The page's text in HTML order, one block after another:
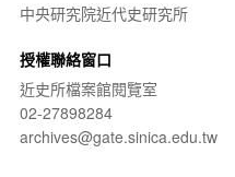
中央研究院近代史研究所
授權聯絡窗口
近史所檔案館閱覽室
02-27898284
archives@gate.sinica.edu.tw